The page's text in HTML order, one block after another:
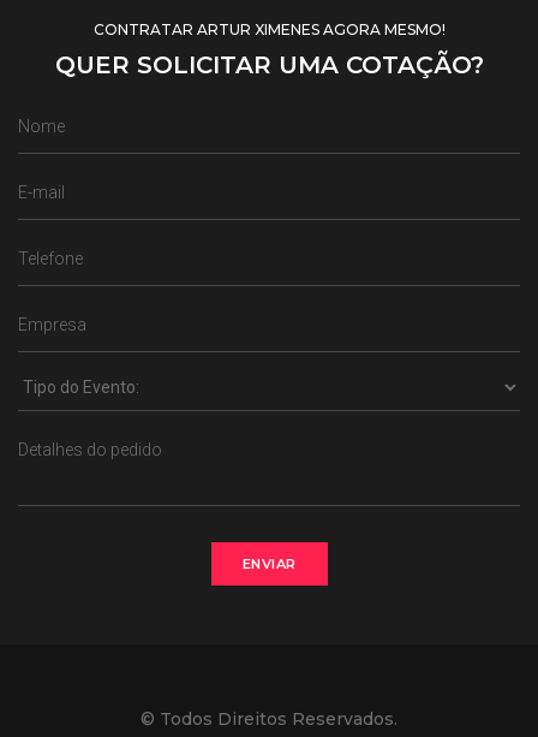
CONTRATAR ARTUR XIMENES AGORA MESMO!
QUER SOLICITAR UMA COTAÇÃO?
ENVIAR
© Todos Direitos Reservados.